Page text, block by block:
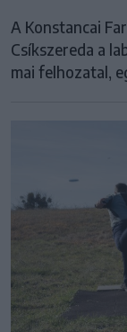
A Konstancai
Csíkszereda a
mai felhozatal,